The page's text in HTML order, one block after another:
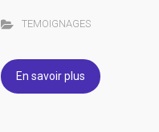
TEMOIGNAGES
En savoir plus